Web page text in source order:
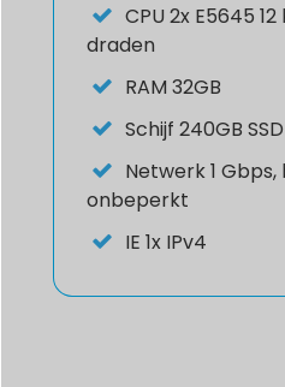
CPU 2x E5645
draden
RAM 32GB
Schijf 240GB SSD
Netwerk1
onbeperkt
IE 1x IPv4